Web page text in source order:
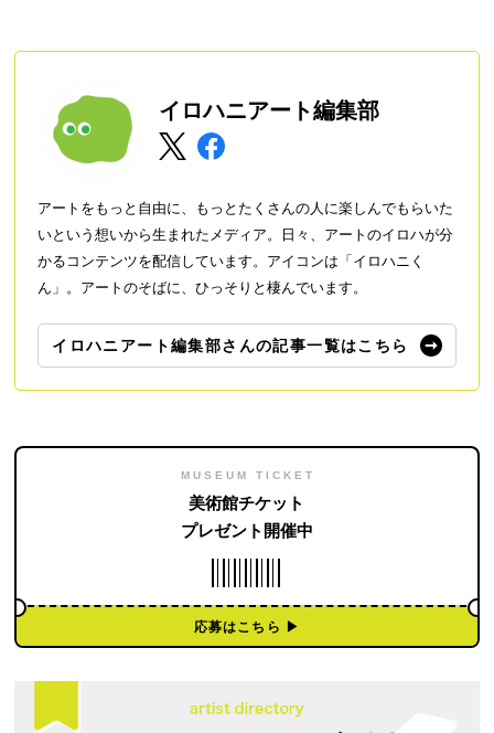
イロハニアート編集部
アートをもっと自由に、もっとたくさんの人に楽しんでもらいた
いという想いから生まれたメディア。日々、アートのイロハが分
かるコンテンツを配信しています。アイコンは「イロハニく
ん」。アートのそばに、ひっそりと棲んでいます。
イロハニアート編集部さんの記事一覧はこちら
MUSEUM TICKET
美術館チケット
プレゼント開催中
応募はこちら ▶︎